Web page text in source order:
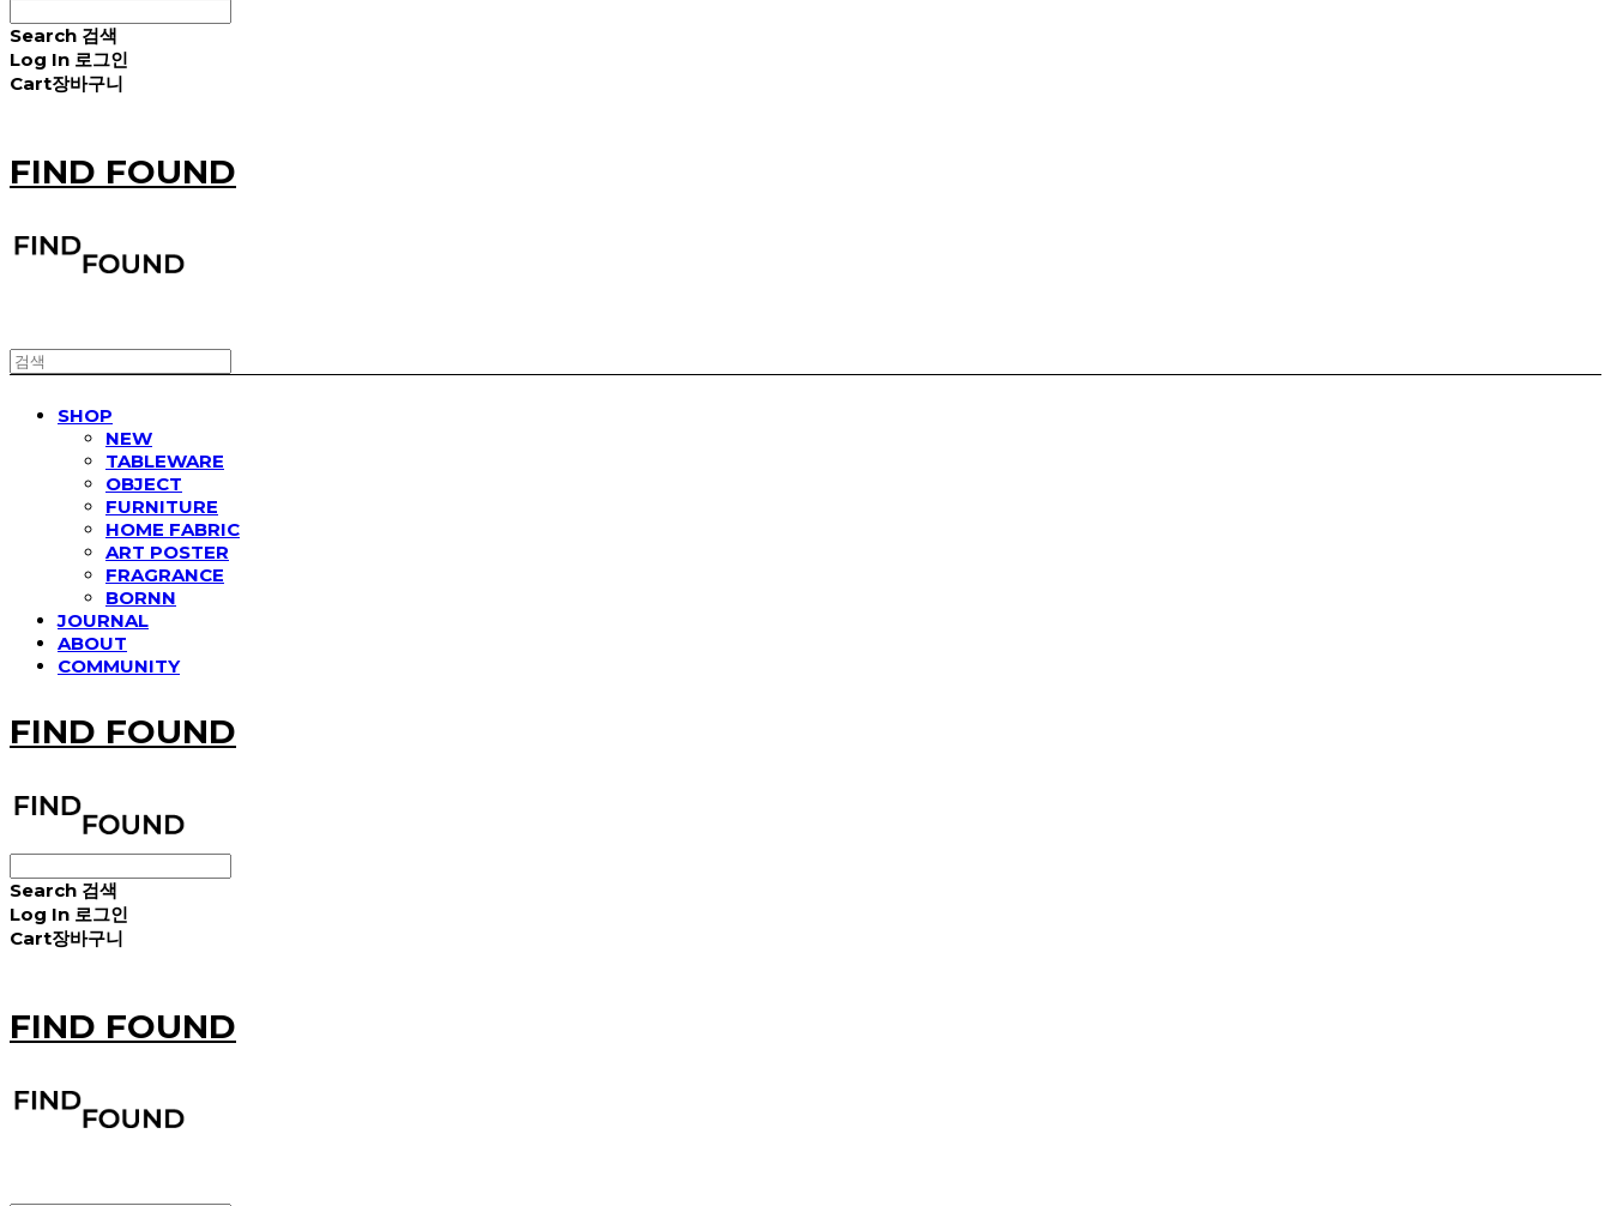
Search 검색
Log In 로그인
Cart장바구니
FIND FOUND
SHOP
NEW
TABLEWARE
OBJECT
FURNITURE
HOME FABRIC
ART POSTER
FRAGRANCE
BORNN
JOURNAL
ABOUT
COMMUNITY
FIND FOUND
Search 검색
Log In 로그인
Cart장바구니
FIND FOUND